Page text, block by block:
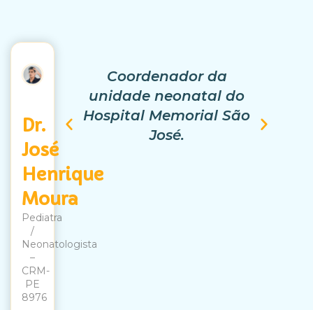
Dr.
José
Henrique
Moura
Pediatra
/
Neonatologista
–
CRM-
PE
8976
Coordenador da
unidade neonatal do
Hospital Memorial São
José.